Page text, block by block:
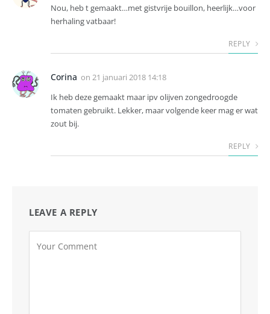
Nou, heb t gemaakt…met gistvrije bouillon, heerlijk…voor
herhaling vatbaar!
REPLY
Corina on 21 januari 2018 14:18
Ik heb deze gemaakt maar ipv olijven zongedroogde
tomaten gebruikt. Lekker, maar volgende keer mag er wat
zout bij.
REPLY
LEAVE A REPLY